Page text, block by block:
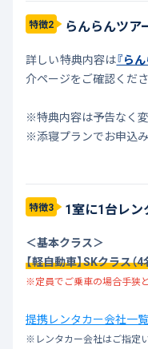
特徴2 らんらんツア
詳しい特典内容は『ら
介ページをご確認くださ
※特典内容は予告なく
※添寝プランでお申込
特徴3 1室に1台レン
＜基本クラス＞
【軽自動車】SKクラス（4
※定員でご乗車の場合手狭
提携レンタカー会社一
※レンタカー会社はご指定